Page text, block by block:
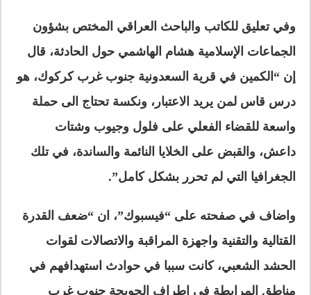
وفي تعليق للكاتب والباحث العراقي المختص بشؤون
الجماعات الإسلامية هشام الهاشمي حول الحادثة، قال
إن “الكمين في قرية السعدونية جنوب غرب كركوك، هو
درس قاس لمن يريد الاعتبار، ونكسة تحتاج الى حملة
واسعة للقضاء الفعلي على فلول وجيوب وشتات
داعش، والقبض على الخلايا النائمة والساندة، في تلك
الجغرافيا التي لم تحرر بشكل كامل”.
واضاف في صفحته على “فيسبوك”، ان “ضعف القدرة
القتالية والتقنية واجهزة المراقبة والاتصالات لقوات
الحشد الشعبي، كانت سببا في حوادث استهدافهم في
مناطق المرابطة في اطراف الحويجة جنوب غرب